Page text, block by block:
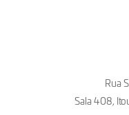
Rua
Sala 408,